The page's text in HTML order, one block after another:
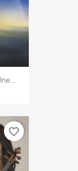
favorite_border